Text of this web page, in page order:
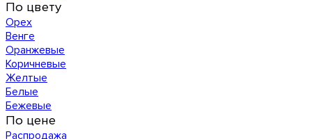
По цвету
Орех
Венге
Оранжевые
Коричневые
Желтые
Белые
Бежевые
По цене
Распродажа